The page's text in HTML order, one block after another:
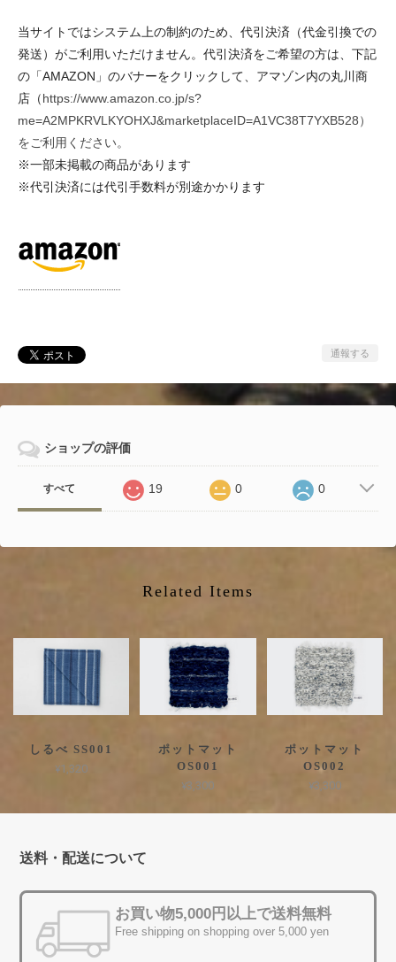
当サイトではシステム上の制約のため、代引決済（代金引換での
発送）がご利用いただけません。代引決済をご希望の方は、下記
の「AMAZON」のバナーをクリックして、アマゾン内の丸川商
店（https://www.amazon.co.jp/s?
me=A2MPKRVLKYOHXJ&marketplaceID=A1VC38T7YXB528）
をご利用ください。
※一部未掲載の商品があります
※代引決済には代引手数料が別途かかります
通報する
ショップの評価
すべて 19 0 0
Related Items
しるべ SS001
¥1,320
ポットマット
OS001
¥3,300
ポットマット
OS002
¥3,300
送料・配送について
お買い物5,000円以上で送料無料
Free shipping on shopping over 5,000 yen